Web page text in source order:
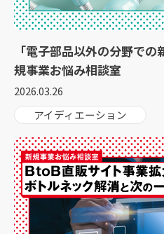
「電子部品以外の分野で
規事業お悩み相談室
2026.03.26
アイディエーション